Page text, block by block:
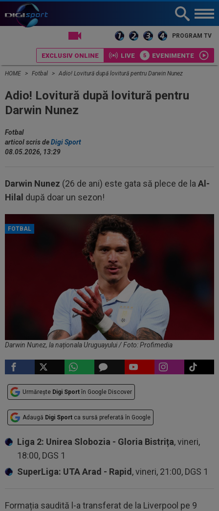
PROGRAM TV
EXCLUSIV ONLINE LIVE EVENIMENTE
HOME Fotbal Adio! Lovitură după lovitură pentru Darwin Nunez
Adio! Lovitură după lovitură pentru
Darwin Nunez
Fotbal
articol scris deDigi Sport
08.05.2026, 13:29
Darwin Nunez (26 de ani) este gata să plece de la Al-
Hilal după doar un sezon!
FOTBAL
Darwin Nunez, la naționala Uruguayului / Foto: Profimedia
Urmărește Digi Sport în Google Discover
Adaugă Digi Sport ca sursă preferată în Google
Liga 2: Unirea Slobozia - Gloria Bistrița, vineri,
18:00, DGS 1
SuperLiga: UTA Arad - Rapid, vineri, 21:00, DGS 1
Formația saudită l-a transferat de la Liverpool pe 9